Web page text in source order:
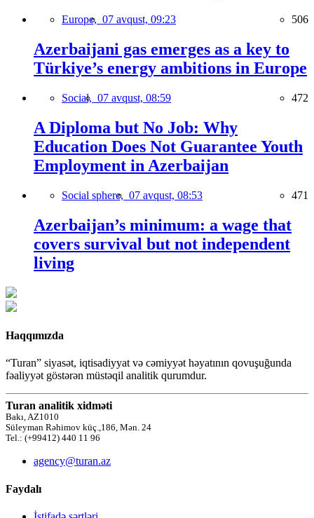
Europe, 07 avqust, 09:23 506
Azerbaijani gas emerges as a key to
Türkiye’s energy ambitions in Europe
Social, 07 avqust, 08:59 472
A Diploma but No Job: Why
Education Does Not Guarantee Youth
Employment in Azerbaijan
Social sphere, 07 avqust, 08:53 471
Azerbaijan’s minimum: a wage that
covers survival but not independent
living
Haqqımızda
“Turan” siyasət, iqtisadiyyat və cəmiyyət həyatının qovuşuğunda
fəaliyyət göstərən müstəqil analitik qurumdur.
Turan analitik xidməti
Bakı, AZ1010
Süleyman Rəhimov küç.,186, Mən. 24
Tel.: (+99412) 440 11 96
agency@turan.az
Faydalı